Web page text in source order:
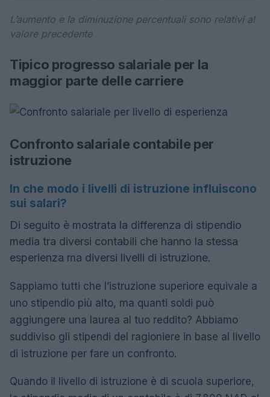
L’aumento e la diminuzione percentuali sono relativi al
valore precedente
Tipico progresso salariale per la
maggior parte delle carriere
Confronto salariale contabile per
istruzione
In che modo i livelli di istruzione influiscono
sui salari?
Di seguito è mostrata la differenza di stipendio
media tra diversi contabili che hanno la stessa
esperienza ma diversi livelli di istruzione.
Sappiamo tutti che l’istruzione superiore equivale a
uno stipendio più alto, ma quanti soldi può
aggiungere una laurea al tuo reddito? Abbiamo
suddiviso gli stipendi del ragioniere in base al livello
di istruzione per fare un confronto.
Quando il livello di istruzione è di scuola superiore,